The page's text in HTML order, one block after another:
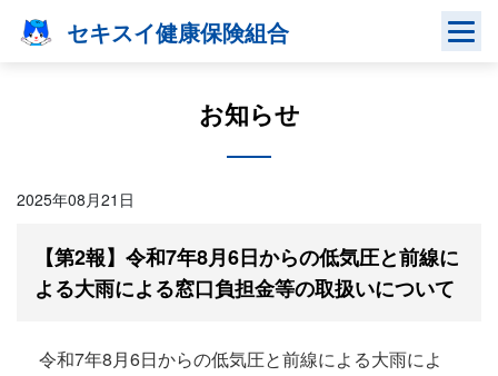
セキスイ健康保険組合
お知らせ
2025年08月21日
【第2報】令和7年8月6日からの低気圧と前線に
よる大雨による窓口負担金等の取扱いについて
令和7年8月6日からの低気圧と前線による大雨によ